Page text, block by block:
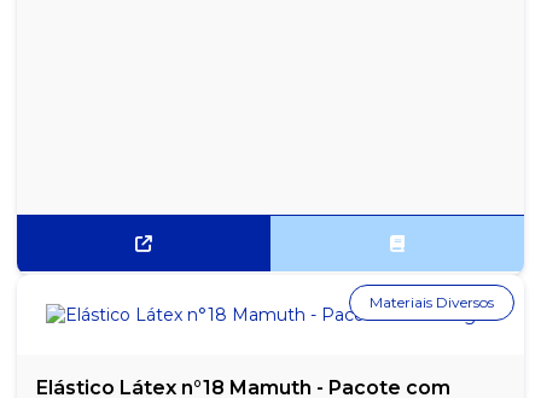
Elástico Látex n°18 Mamuth - Pacote com
Materiais Diversos